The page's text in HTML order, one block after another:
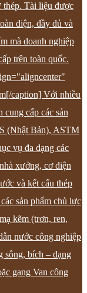
thép. Tài liệu được
diện, đầy đủ và
mà doanh nghiệp
trên toàn quốc.
caption] Với nhiều
cấp các sản
(Nhật Bản), ASTM
vụ đa dạng các
xưởng, cơ điện
và kết cấu thép
sản phẩm chủ lực
kẽm (trơn, ren,
nước công nghiệp
sông, bích – dạng
gang Van công